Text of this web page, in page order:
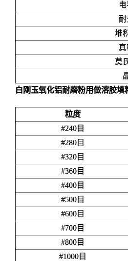
耐
堆
真
莫
白刚玉氧化铝耐磨粉用做溶胶填
粒度
#240目
#280目
#320目
#360目
#400目
#500目
#600目
#700目
#800目
#1000目